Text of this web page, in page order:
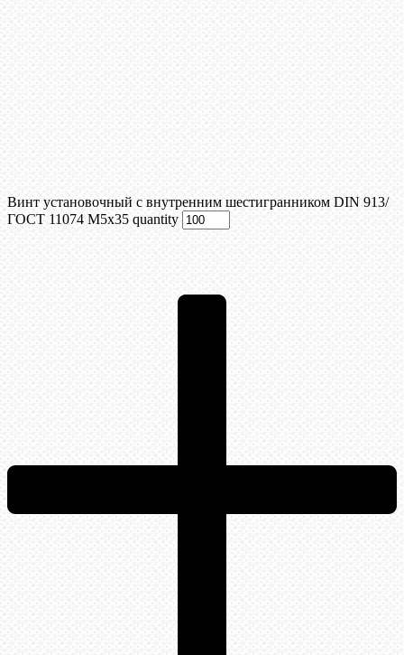
Винт установочный с внутренним шестигранником DIN 913/
ГОСТ 11074 М5x35 quantity